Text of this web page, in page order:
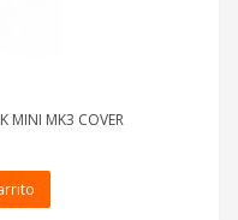
MINI MK3 COVER